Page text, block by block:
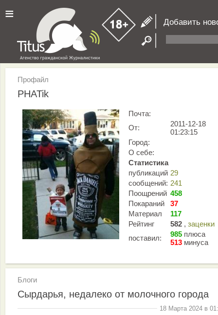
≡ Добавить
Профайл
PHATik
Почта:
От:
2011-12-18
01:23:15
Город:
О себе:
Статистика
публикаций 29
сообщений: 241
Поощрений 458
Покараний
37
Материал
117
Рейтинг
582 , заценки
поставил:
985 плюса
513 минуса
Блоги
Сырдарья, недалеко от молочного города
18 Марта 2024 в